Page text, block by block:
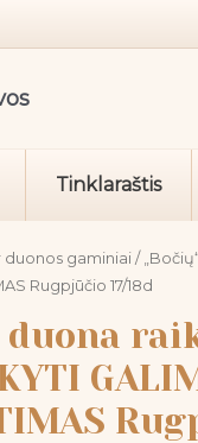
Tinklaraštis
duonos gaminiai /
Rugpjūčio 17/18d
duona